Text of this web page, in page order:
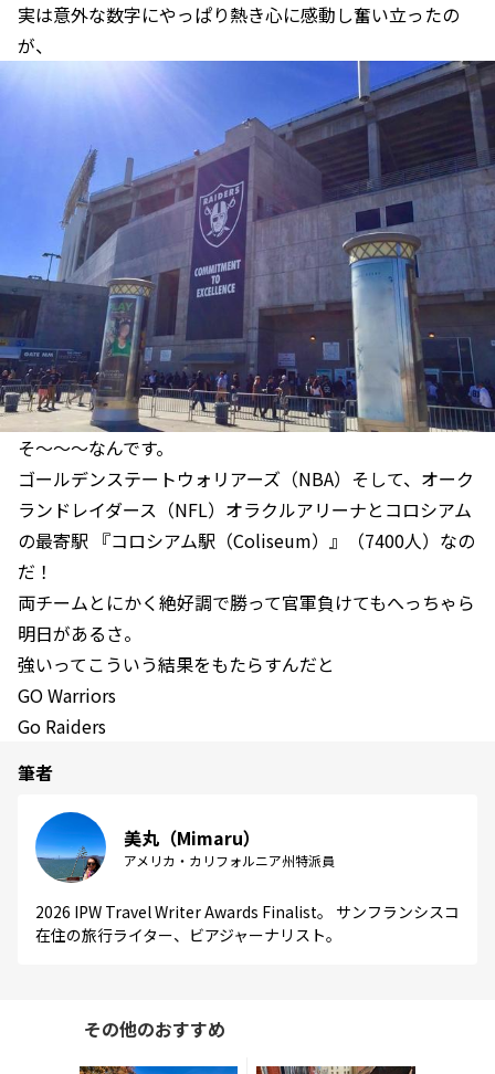
実は意外な数字にやっぱり熱き心に感動し奮い立ったの
が、
そ〜〜〜なんです。
ゴールデンステートウォリアーズ（NBA）そして、オーク
ランドレイダース（NFL）オラクルアリーナとコロシアム
の最寄駅 『コロシアム駅（Coliseum）』（7400人）なの
だ！
両チームとにかく絶好調で勝って官軍負けてもへっちゃら
明日があるさ。
強いってこういう結果をもたらすんだと
GO Warriors
Go Raiders
筆者
美丸（Mimaru）
アメリカ・カリフォルニア州特派員
2026 IPW Travel Writer Awards Finalist。 サンフランシスコ
在住の旅行ライター、ビアジャーナリスト。
その他のおすすめ